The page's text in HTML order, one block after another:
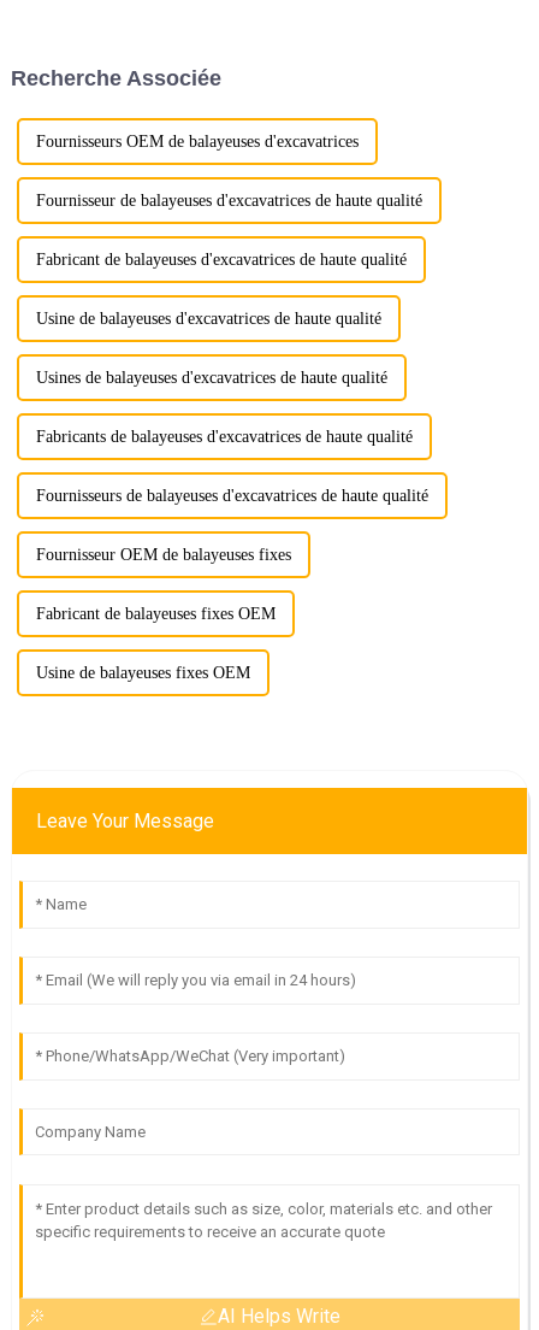
Caractéristiques du produit ...
Recherche Associée
Fournisseurs OEM de balayeuses d'excavatrices
Fournisseur de balayeuses d'excavatrices de haute qualité
Fabricant de balayeuses d'excavatrices de haute qualité
Usine de balayeuses d'excavatrices de haute qualité
Usines de balayeuses d'excavatrices de haute qualité
Fabricants de balayeuses d'excavatrices de haute qualité
Fournisseurs de balayeuses d'excavatrices de haute qualité
Fournisseur OEM de balayeuses fixes
Fabricant de balayeuses fixes OEM
Usine de balayeuses fixes OEM
Leave Your Message
AI Helps Write